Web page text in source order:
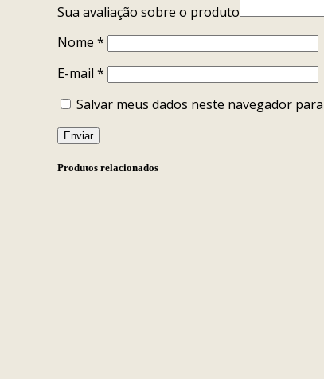
Sua avaliação sobre o produto
Nome *
E-mail *
Salvar meus dados neste navegador
Produtos relacionados